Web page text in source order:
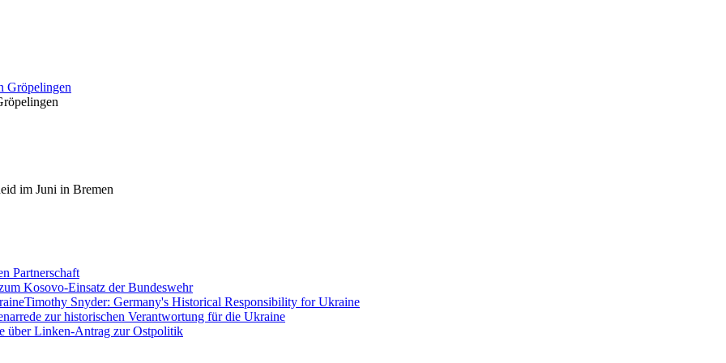
im Juni in Bremen
Partnerschaft
Kosovo-Einsatz der Bundeswehr
Timothy Snyder: Germany's Historical Responsibility for Ukraine
zur historischen Verantwortung für die Ukraine
über Linken-Antrag zur Ostpolitik